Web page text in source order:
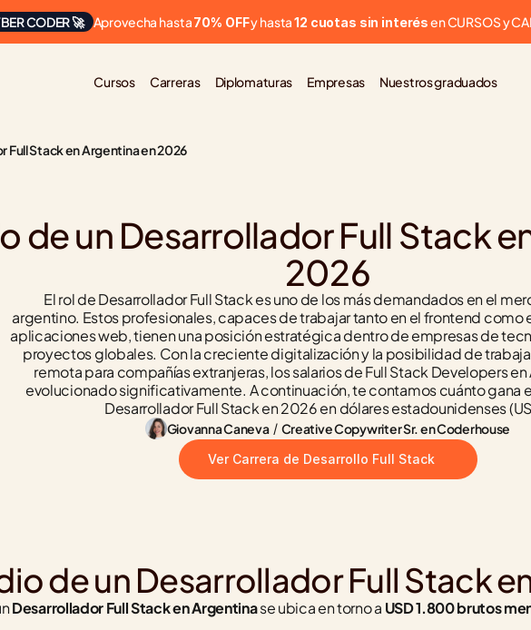
CODER 🚀 Aprovecha hasta 70% OFF y hasta 12 cuotas sin interés en CURSOS y
Cursos Carreras Diplomaturas Empresas Nuestros graduados
Full Stack en Argentina en 2026
de un Desarrollador Full Stack
2026
El rol de Desarrollador Full Stack es uno de los más demandados en el
argentino. Estos profesionales, capaces de trabajar tanto en el frontend como
aplicaciones web, tienen una posición estratégica dentro de empresas de
proyectos globales. Con la creciente digitalización y la posibilidad de
remota para compañías extranjeras, los salarios de Full Stack Developers en
evolucionado significativamente. A continuación, te contamos cuánto gana
Desarrollador Full Stack en 2026 en dólares estadounidenses
Giovanna Caneva / Creative Copywriter Sr. en Coderhouse
Ver Carrera de Desarrollo Full Stack
de un Desarrollador Full Stack
Desarrollador Full Stack en Argentina se ubica en torno a USD 1.800 brutos